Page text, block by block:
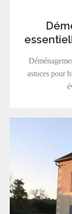
astuces pour